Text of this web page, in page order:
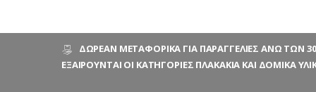
ΔΩΡΕΑΝ ΜΕΤΑΦΟΡΙΚΑ ΓΙΑ ΠΑΡΑΓΓΕΛΙΕΣ ΑΝΩ ΤΩΝ
ΕΞΑΙΡΟΥΝΤΑΙ ΟΙ ΚΑΤΗΓΟΡΙΕΣ ΠΛΑΚΑΚΙΑ ΚΑΙ ΔΟΜΙΚΑ